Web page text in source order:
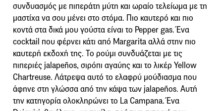
συνδυασμός με πιπεράτη μύτη και ωραίο τελείωμα με τη
μαστίχα να σου μένει στο στόμα. Πιο καυτερό και πιο
κοντά στα δικά μου γούστα είναι το Pepper gas. Ένα
cocktail που φέρνει κάτι από Margarita αλλά στην πιο
καυτερή εκδοχή της. Το ρούμι συνδυάζεται με τις
πιπεριές jalapeños, σιρόπι αγαύης και το λικέρ Yellow
Chartreuse. Λάτρεψα αυτό το ελαφρύ μούδιασμα που
άφηνε στη γλώσσα από την κάψα των jalapeños. Αυτή
την κατηγορία ολοκληρώνει το La Campana. Ένα